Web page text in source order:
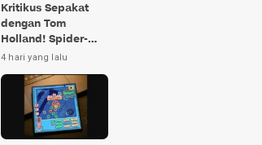
Kritikus Sepakat
dengan Tom
Holland! Spider-
Man: Brand New
Terbaik Era MCU
4 hari yang lalu